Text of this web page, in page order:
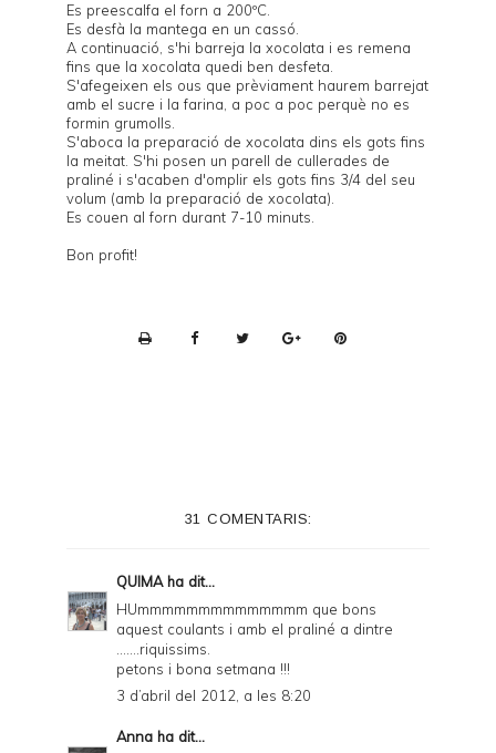
Es preescalfa el forn a 200ºC.
Es desfà la mantega en un cassó.
A continuació, s'hi barreja la xocolata i es remena
fins que la xocolata quedi ben desfeta.
S'afegeixen els ous que prèviament haurem barrejat
amb el sucre i la farina, a poc a poc perquè no es
formin grumolls.
S'aboca la preparació de xocolata dins els gots fins
la meitat. S'hi posen un parell de cullerades de
praliné i s'acaben d'omplir els gots fins 3/4 del seu
volum (amb la preparació de xocolata).
Es couen al forn durant 7-10 minuts.
Bon profit!
i
e
n
d
31 COMENTARIS:
QUIMAha dit...
HUmmmmmmmmmmmmmm que bons
aquest coulants i amb el praliné a dintre
.......riquissims.
petons i bona setmana !!!
3 d’abril del 2012, a les 8:20
Anna ha dit...